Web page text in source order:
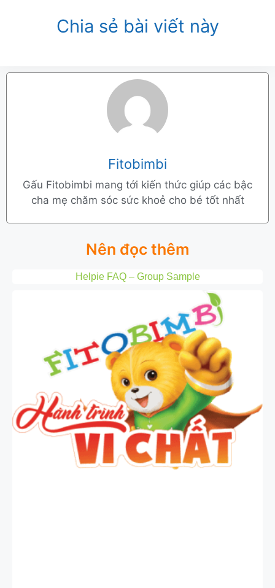
Chia sẻ bài viết này
Fitobimbi
Gấu Fitobimbi mang tới kiến thức giúp các bậc
cha mẹ chăm sóc sức khoẻ cho bé tốt nhất
Nên đọc thêm
Helpie FAQ – Group Sample